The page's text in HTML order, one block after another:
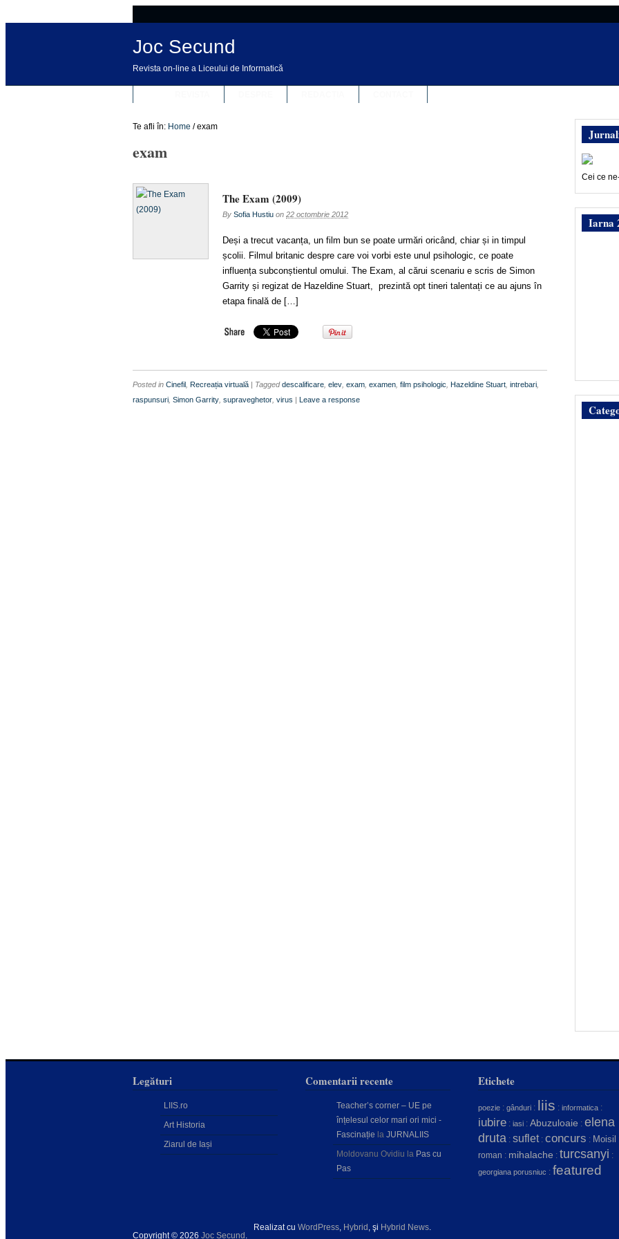
Joc Secund
Revista on-line a Liceului de Informatică
Te afli în: Home / exam
exam
The Exam (2009)
By Sofia Hustiu on 22 octombrie 2012
Deși a trecut vacanța, un film bun se poate urmări oricând, chiar și in timpul
școlii. Filmul britanic despre care voi vorbi este unul psihologic, ce poate
influența subconștientul omului. The Exam, al cărui scenariu e scris de Simon
Garrity și regizat de Hazeldine Stuart, prezintă opt tineri talentați ce au ajuns în
etapa finală de […]
Posted in Cinefil Recreația virtuală | Taggeddescalificare elev exam examen film psihologic Hazeldine Stuart intrebari
raspunsuri Simon Garrity supraveghetor virus | Leave a response
Cei ce
Iarna
Legături
LIIS.ro
Art Historia
Ziarul de Iași
Comentarii recente
Teacher’s corner – UE pe
înțelesul celor mari ori mici -
Fascinație la JURNALIIS
Moldovanu Ovidiu la Pas cu
Pas
Etichete
poezie : gânduri : liis : informatica :
iubire : iasi : Abuzuloaie : elena
druta : suflet: concurs : Moisil
roman : mihalache : turcsanyi :
georgiana porusniuc : featured
Copyright © 2026 Joc Secund .
Realizat cu WordPress, Hybrid , şi Hybrid News.